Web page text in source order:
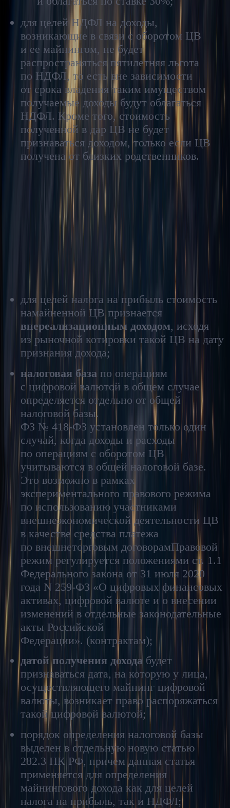
для целей НДФЛ на доходы,
возникающие в связи с оборотом ЦВ
и ее майнингом, не будет
распространяться пятилетняя льгота
по НДФЛ, то есть вне зависимости
от срока владения таким имуществом
получаемые доходы будут облагаться
НДФЛ. Кроме того, стоимость
полученной в дар ЦВ не будет
признаваться доходом, только если ЦВ
получена от близких родственников.
Таким образом, в целом доход, полученный как в виде
намайненной ЦВ, так и в сделках по ее купле-продаже, будет
облагаться НДФЛ. Во всех случаях при расчете налоговой
базы необходимо ориентироваться на котировки,
публикуемые признанной торговой площадкой/
криптобиржей. Какие-либо льготы по НДФЛ в отношении
доходов от майнинга ЦВ или ее оборота не установлены.
Налог на прибыль
для целей налога на прибыль стоимость
намайненной ЦВ признается
внереализационным доходом, исходя
из рыночной котировки такой ЦВ на дату
признания дохода;
налоговая база по операциям
с цифровой валютой в общем случае
определяется отдельно от общей
налоговой базы.
ФЗ № 418-ФЗ установлен только один
случай, когда доходы и расходы
по операциям с оборотом ЦВ
учитываются в общей налоговой базе.
Это возможно в рамках
экспериментального правового режима
по использованию участниками
внешнеэкономической деятельности ЦВ
в качестве средства платежа
по внешнеторговым договорамПравовой
режим регулируется положениями ст. 1.1
Федерального закона от 31 июля 2020
года N 259-ФЗ «О цифровых финансовых
активах, цифровой валюте и о внесении
изменений в отдельные законодательные
акты Российской
Федерации». (контрактам);
датой получения дохода будет
признаваться дата, на которую у лица,
осуществляющего майнинг цифровой
валюты, возникает право распоряжаться
такой цифровой валютой;
порядок определения налоговой базы
выделен в отдельную новую статью
282.3 НК РФ, причем данная статья
применяется для определения
майнингового дохода как для целей
налога на прибыль, так и НДФЛ;